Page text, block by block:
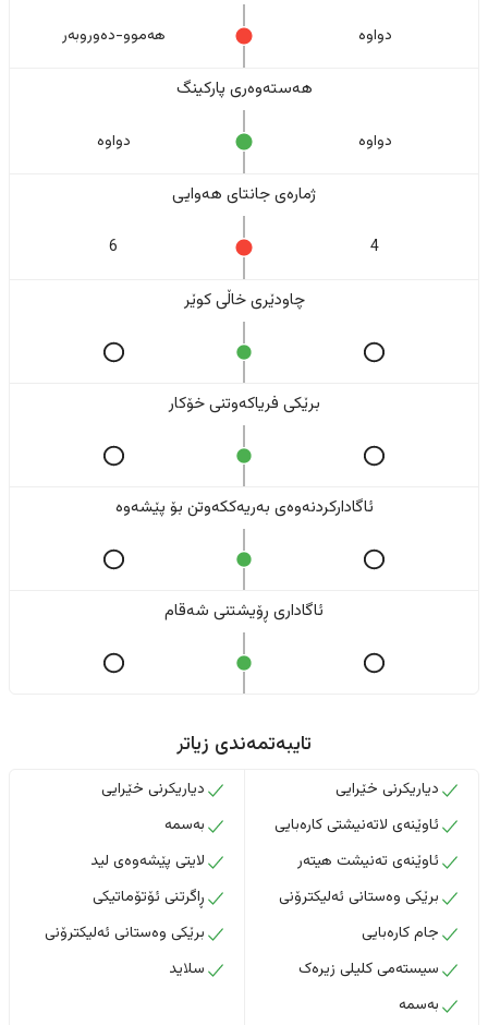
دواوە هەموو-دەوروبەر
هەستەوەری پارکینگ
دواوە دواوە
ژمارەی جانتای هەوایی
4
6
چاودێری خاڵی کوێر
برێکی فریاکەوتنی خۆکار
ئاگادارکردنەوەی بەریەککەوتن بۆ پێشەوە
ئاگاداری ڕۆیشتنی شەقام
تایبەتمەندی زیاتر
دیاریکرنی خێرایی
ئاوێنەی لاتەنیشتی کارەبایی
ئاوێنەی تەنیشت هیتەر
برێکی وەستانی ئەلیکترۆنی
جام کارەبایی
سیستەمی کلیلی زیرەک
بەسمە
دیاریکرنی خێرایی
بەسمە
لایتی پێشەوەی لید
ڕاگرتنی ئۆتۆماتیکی
برێکی وەستانی ئەلیکترۆنی
سلاید